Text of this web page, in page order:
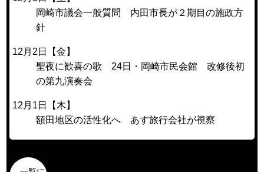
岡崎市議会一般質問 内田市長が２期目の施政方
針
12月2日【金】
聖夜に歓喜の歌 24日・岡崎市民会館 改修後初
の第九演奏会
12月1日【木】
額田地区の活性化へ あす旅行会社が視察